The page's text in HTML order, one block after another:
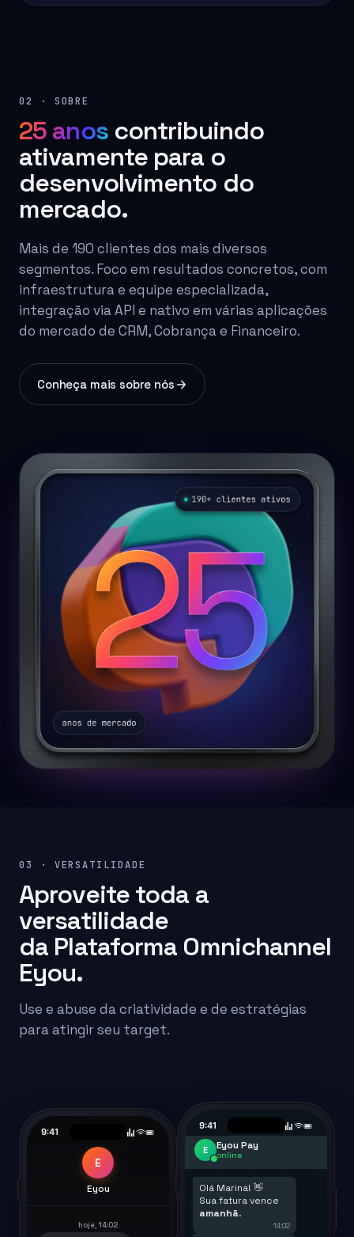
02 · SOBRE
25 anoscontribuindo
ativamente para o
desenvolvimento do
mercado.
Mais de 190 clientes dos mais diversos
segmentos. Foco em resultados concretos, com
infraestrutura e equipe especializada,
integração via API e nativo em várias aplicações
do mercado de CRM, Cobrança e Financeiro.
Conheça mais sobre nós
03 · VERSATILIDADE
Aproveite toda a
versatilidade
da Plataforma Omnichannel
Eyou.
Use e abuse da criatividade e de estratégias
para atingir seu target.
9:41
E
Eyou
hoje, 14:02
9:41
E Eyou Pay
online
Olá Marina! 👋
Sua fatura vence
amanhã.
14:02